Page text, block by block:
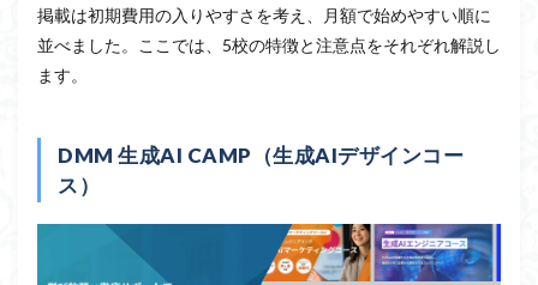
掲載は初期費用の入りやすさを考え、月額で始めやすい順に
並べました。ここでは、5校の特徴と注意点をそれぞれ解説し
ます。
DMM 生成AI CAMP（生成AIデザインコー
ス）